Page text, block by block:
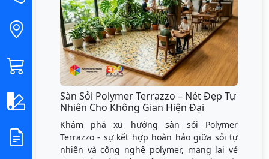
Sàn Sỏi Polymer Terrazzo – Nét Đẹp Tự
Nhiên Cho Không Gian Hiện Đại
Khám phá xu hướng sàn sỏi Polymer
Terrazzo - sự kết hợp hoàn hảo giữa sỏi tự
nhiên và công nghệ polymer, mang lại vẻ